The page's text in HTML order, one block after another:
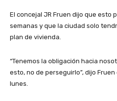
El concejal JR Fruen dijo que esto
semanas y que la ciudad solo
plan de vivienda.
“Tenemos la obligación hacia
esto, no de perseguirlo”, dijo
lunes.